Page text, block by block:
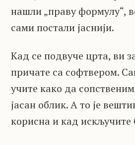
нашли „праву формулу“,
сами постали јаснији.
Кад се подвуче црта, ви
причате са софтвером.
учите како да
јасан облик. А то је
корисна и кад искључите